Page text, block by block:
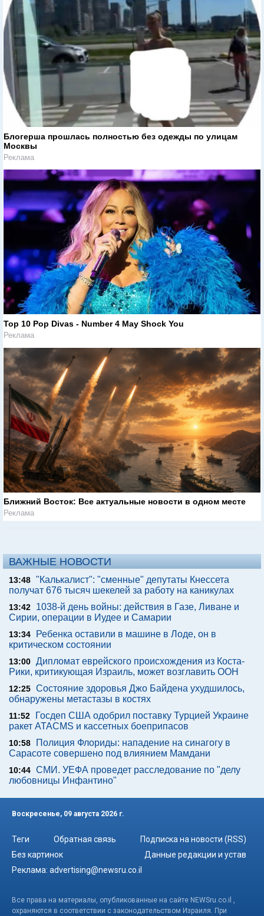
Блогерша прошлась полностью без одежды по улицам
Москвы
Реклама
Top 10 Pop Divas - Number 4 May Shock You
Реклама
Ближний Восток: Все актуальные новости в одном месте
Реклама
ВАЖНЫЕ НОВОСТИ
13:48 "Калькалист": "сменные" депутаты Кнессета
получат 676 тысяч шекелей за работу на каникулах
13:42
1038-й день войны: действия в Газе, Ливане и
Сирии, операции в Иудее и Самарии
13:34
Ребенка оставили в машине в Лоде, он в
критическом состоянии
13:00 Дипломат еврейского происхождения из Коста-
Рики, критикующая Израиль, может возглавить ООН
12:25 Состояние здоровья Джо Байдена ухудшилось,
обнаружены метастазы в костях
11:52
Госдеп США одобрил поставку Турцией Украине
ракет ATACMS и кассетных боеприпасов
10:58
Полиция Флориды: нападение на синагогу в
Сарасоте совершено под влиянием Мамдани
10:44 СМИ. УЕФА проведет расследование по "делу
любовницы Инфантино"
Воскресенье, 09 августа 2026 г.
Теги Обратная связь
Подписка на новости (RSS)
Без картинок
Данные редакции и устав
Реклама: advertising@newsru.co.il
Все права на материалы, опубликованные на сайте NEWSru.co.il ,
охраняются в соответствии с законодательством Израиля. При